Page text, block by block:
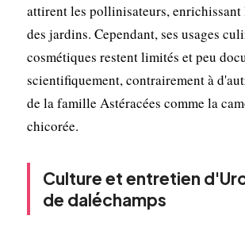
attirent les pollinisateurs,
des jardins. Cependant, ses usages
cosmétiques restent limités et peu
scientifiquement, contrairement à
de la famille Astéracées comme la
chicorée.
Culture et entretien
de daléchamps